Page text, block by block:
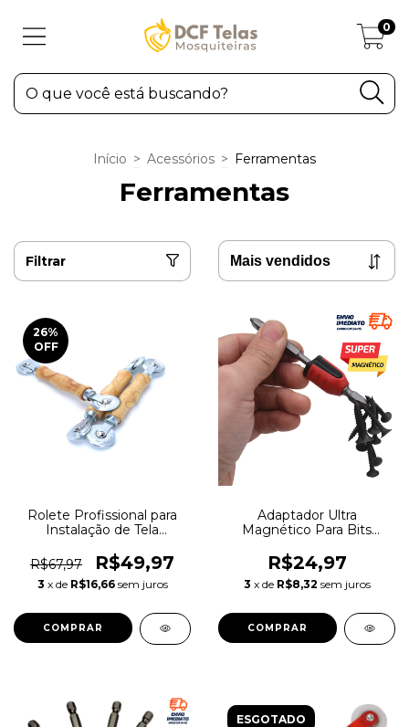
0
Início > Acessórios > Ferramentas
Ferramentas
Filtrar
26%
OFF
Rolete Profissional para
Instalação de Tela
R$67,97
R$49,97
3 x de R$16,66 sem juros
Adaptador Ultra
Magnético Para Bits
R$24,97
3 x de R$8,32 sem juros
ESGOTADO